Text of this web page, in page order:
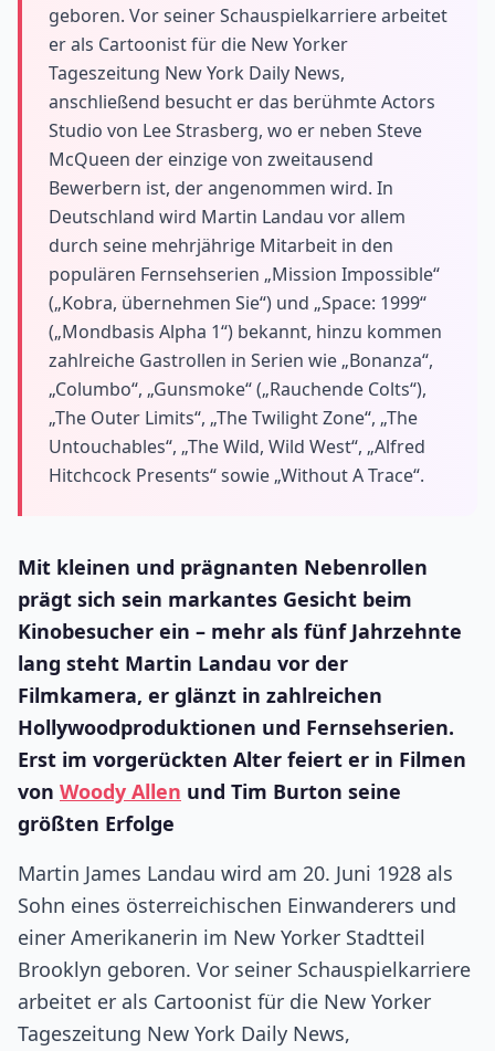
geboren. Vor seiner Schauspielkarriere arbeitet
er als Cartoonist für die New Yorker
Tageszeitung New York Daily News,
anschließend besucht er das berühmte Actors
Studio von Lee Strasberg, wo er neben Steve
McQueen der einzige von zweitausend
Bewerbern ist, der angenommen wird. In
Deutschland wird Martin Landau vor allem
durch seine mehrjährige Mitarbeit in den
populären Fernsehserien „Mission Impossible“
(„Kobra, übernehmen Sie“) und „Space: 1999“
(„Mondbasis Alpha 1“) bekannt, hinzu kommen
zahlreiche Gastrollen in Serien wie „Bonanza“,
„Columbo“, „Gunsmoke“ („Rauchende Colts“),
„The Outer Limits“, „The Twilight Zone“, „The
Untouchables“, „The Wild, Wild West“, „Alfred
Hitchcock Presents“ sowie „Without A Trace“.
Mit kleinen und prägnanten Nebenrollen
prägt sich sein markantes Gesicht beim
Kinobesucher ein – mehr als fünf Jahrzehnte
lang steht Martin Landau vor der
Filmkamera, er glänzt in zahlreichen
Hollywoodproduktionen und Fernsehserien.
Erst im vorgerückten Alter feiert er in Filmen
von Woody Allen und Tim Burton seine
größten Erfolge
Martin James Landau wird am 20. Juni 1928 als
Sohn eines österreichischen Einwanderers und
einer Amerikanerin im New Yorker Stadtteil
Brooklyn geboren. Vor seiner Schauspielkarriere
arbeitet er als Cartoonist für die New Yorker
Tageszeitung New York Daily News,